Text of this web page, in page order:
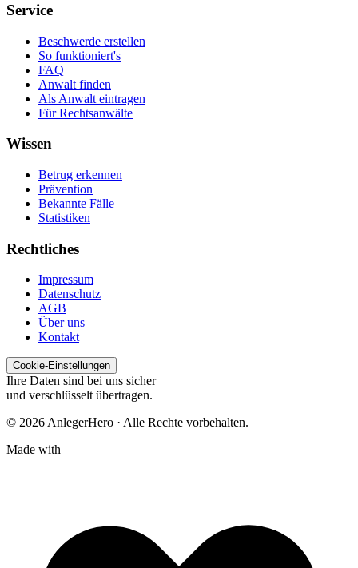
Service
Beschwerde erstellen
So funktioniert's
FAQ
Anwalt finden
Als Anwalt eintragen
Für Rechtsanwälte
Wissen
Betrug erkennen
Prävention
Bekannte Fälle
Statistiken
Rechtliches
Impressum
Datenschutz
AGB
Über uns
Kontakt
Cookie-Einstellungen
Ihre Daten sind bei uns sicher
und verschlüsselt übertragen.
© 2026 AnlegerHero · Alle Rechte vorbehalten.
Made with